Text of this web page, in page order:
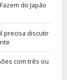
do Japão
precisa discutir
com três ou